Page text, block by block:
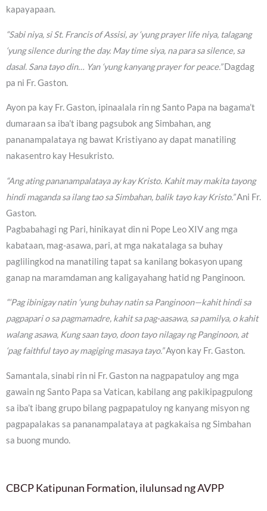
kapayapaan.
“Sabi niya, si St. Francis of Assisi, ay ‘yung prayer life niya, talagang
‘yung silence during the day. May time siya, na para sa silence, sa
dasal. Sana tayo din… Yan ‘yung kanyang prayer for peace.”Dagdag
pa ni Fr. Gaston.
Ayon pa kay Fr. Gaston, ipinaalala rin ng Santo Papa na bagama’t
dumaraan sa iba’t ibang pagsubok ang Simbahan, ang
pananampalataya ng bawat Kristiyano ay dapat manatiling
nakasentro kay Hesukristo.
“Ang ating pananampalataya ay kay Kristo. Kahit may makita tayong
hindi maganda sa ilang tao sa Simbahan, balik tayo kay Kristo.”Ani Fr.
Gaston.
Pagbabahagi ng Pari, hinikayat din ni Pope Leo XIV ang mga
kabataan, mag-asawa, pari, at mga nakatalaga sa buhay
paglilingkod na manatiling tapat sa kanilang bokasyon upang
ganap na maramdaman ang kaligayahang hatid ng Panginoon.
“‘Pag ibinigay natin ‘yung buhay natin sa Panginoon—kahit hindi sa
pagpapari o sa pagmamadre, kahit sa pag-aasawa, sa pamilya, o kahit
walang asawa, Kung saan tayo, doon tayo nilagay ng Panginoon, at
‘pag faithful tayo ay magiging masaya tayo.”Ayon kay Fr. Gaston.
Samantala, sinabi rin ni Fr. Gaston na nagpapatuloy ang mga
gawain ng Santo Papa sa Vatican, kabilang ang pakikipagpulong
sa iba’t ibang grupo bilang pagpapatuloy ng kanyang misyon ng
pagpapalakas sa pananampalataya at pagkakaisa ng Simbahan
sa buong mundo.
CBCP Katipunan Formation, ilulunsad ng AVPP